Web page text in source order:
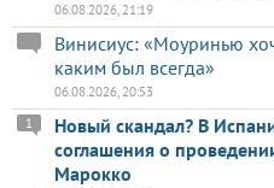
06.08.2026, 21:19
Винисиус: «Моуринью
каким был всегда»
06.08.2026, 20:53
Новый скандал? В
соглашения о
Марокко
1